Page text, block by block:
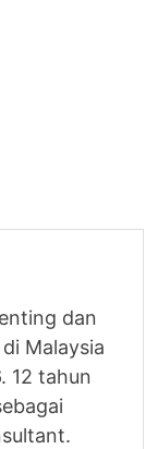
dan
Malaysia
12 tahun